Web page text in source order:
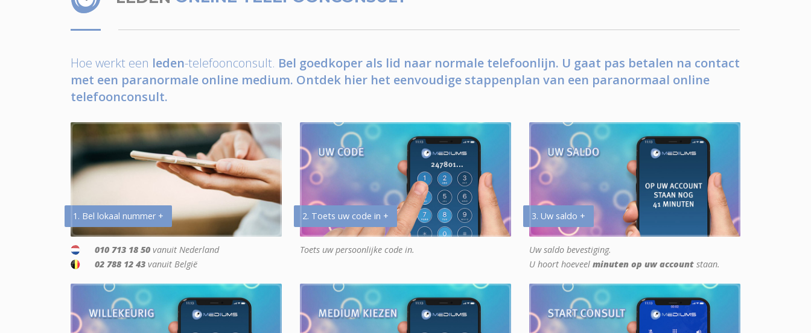
Hoe werkt een leden-telefoonconsult. Bel goedkoper als lid naar normale telefoonlijn. U gaat pas betalen na contact
met een paranormale online medium. Ontdek hier het eenvoudige stappenplan van een paranormaal online
telefoonconsult.
1. Bel lokaal nummer +
010 713 18 50 vanuit Nederland
02 788 12 43 vanuit België
2. Toets uw code in +
Toets uw persoonlijke code in.
3. Uw saldo +
Uw saldo bevestiging.
U hoort hoeveel minuten op uw account staan.